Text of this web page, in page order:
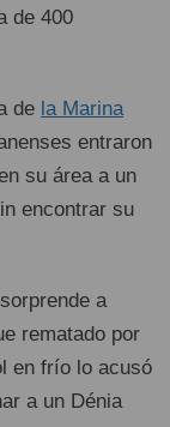
de 400
de la Marina
entraron
su área a un
encontrar su
a
rematado por
en frío lo acusó
a un Dénia